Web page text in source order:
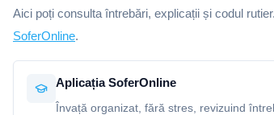
Aici poți consulta întrebări, explicații și codul
SoferOnline.
Aplicația SoferOnline
Învață organizat, fără stres, revizuind